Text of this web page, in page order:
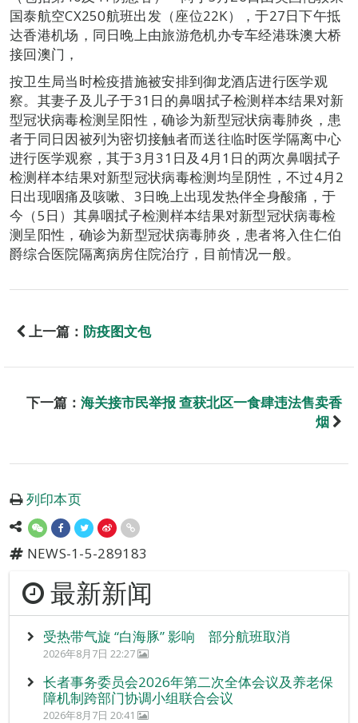
国泰航空CX250航班出发（座位22K），于27日下午抵
达香港机场，同日晚上由旅游危机办专车经港珠澳大桥
接回澳门，
按卫生局当时检疫措施被安排到御龙酒店进行医学观
察。其妻子及儿子于31日的鼻咽拭子检测样本结果对新
型冠状病毒检测呈阳性，确诊为新型冠状病毒肺炎，患
者于同日因被列为密切接触者而送往临时医学隔离中心
进行医学观察，其于3月31日及4月1日的两次鼻咽拭子
检测样本结果对新型冠状病毒检测均呈阴性，不过4月2
日出现咽痛及咳嗽、3日晚上出现发热伴全身酸痛，于
今（5日）其鼻咽拭子检测样本结果对新型冠状病毒检
测呈阳性，确诊为新型冠状病毒肺炎，患者将入住仁伯
爵综合医院隔离病房住院治疗，目前情况一般。
上一篇： 防疫图文包
下一篇： 海关接市民举报 查获北区一食肆违法售卖香
烟
列印本页
NEWS-1-5-289183
最新新闻
受热带气旋 “白海豚” 影响 部分航班取消
2026年8月7日 22:27
长者事务委员会2026年第二次全体会议及养老保
障机制跨部门协调小组联合会议
2026年8月7日 20:41